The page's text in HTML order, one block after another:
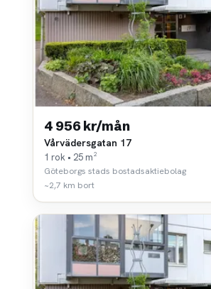
4 956 kr/mån
Vårvädersgatan 17
1 rok • 25 m²
Göteborgs stads bostadsaktiebolag
~2,7 km bort